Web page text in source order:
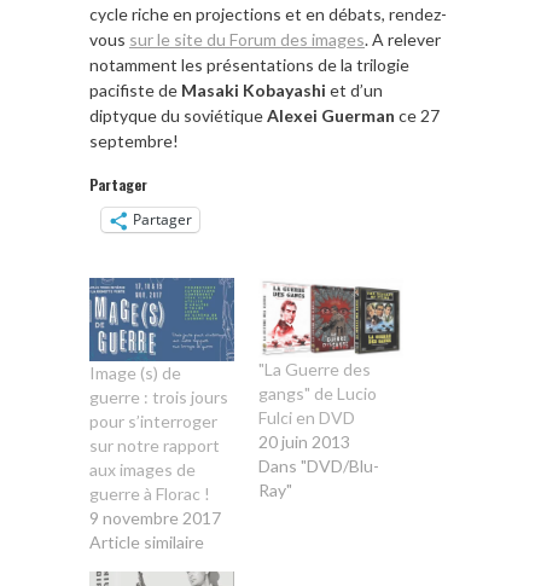
cycle riche en projections et en débats, rendez-
vous sur le site du Forum des images. A relever
notamment les présentations de la trilogie
pacifiste de Masaki Kobayashi et d’un
diptyque du soviétiqueAlexei Guerman ce 27
septembre!
Partager
Partager
Image (s) de
guerre : trois jours
pour s’interroger
sur notre rapport
aux images de
guerre à Florac !
9 novembre 2017
Article similaire
"La Guerre des
gangs" de Lucio
Fulci en DVD
20 juin 2013
Dans "DVD/Blu-
Ray"